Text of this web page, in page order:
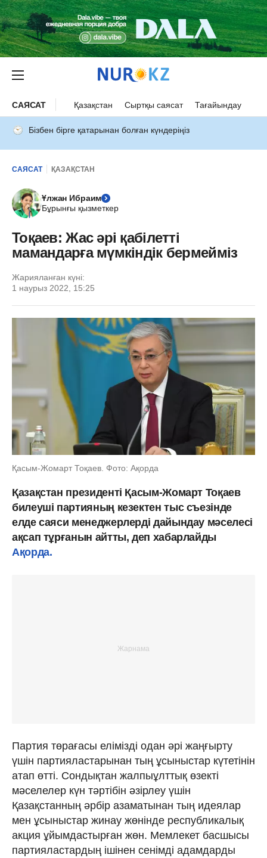
САЯСАТ Қазақстан Сыртқы саясат Тағайындау
Бізбен бірге қатарынан болған күндеріңіз
САЯСАТ ҚАЗАҚСТАН
Ұлжан Ибраим
Бұрынғы қызметкер
Тоқаев: Жас әрі қабілетті
мамандарға мүмкіндік бермейміз
Жарияланған күні:
1 наурыз 2022, 15:25
Қасым-Жомарт Тоқаев. Фото: Ақорда
Қазақстан президенті Қасым-Жомарт Тоқаев
билеуші партияның кезектен тыс съезінде
елде саяси менеджерлерді дайындау мәселесі
ақсап тұрғанын айтты, деп хабарлайды
Ақорда.
Партия төрағасы елімізді одан әрі жаңғырту
үшін партияластарынан тың ұсыныстар күтетінін
атап өтті. Сондықтан жалпыұлттық өзекті
мәселелер күн тәртібін әзірлеу үшін
Қазақстанның әрбір азаматынан тың идеялар
мен ұсыныстар жинау жөнінде республикалық
акция ұйымдастырған жөн. Мемлекет басшысы
партияластардың ішінен сенімді адамдарды